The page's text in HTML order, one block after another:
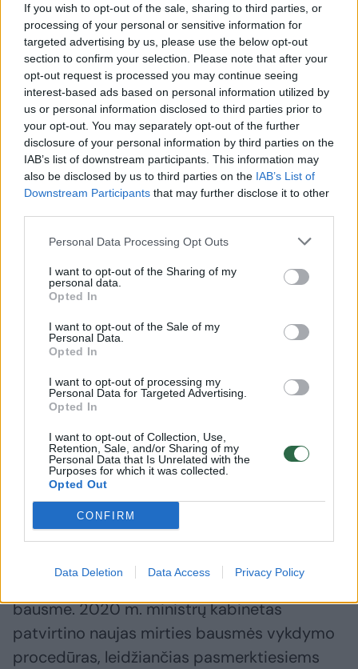
If you wish to opt-out of the sale, sharing to third parties, or
processing of your personal or sensitive information for
targeted advertising by us, please use the below opt-out
section to confirm your selection. Please note that after your
opt-out request is processed you may continue seeing
interest-based ads based on personal information utilized by
us or personal information disclosed to third parties prior to
your opt-out. You may separately opt-out of the further
disclosure of your personal information by third parties on the
IAB’s list of downstream participants. This information may
also be disclosed by us to third parties on the IAB’s List of
Downstream Participants that may further disclose it to other
Personal Data Processing Opt Outs
I want to opt-out of the Sharing of my
personal data.
Opted In
I want to opt-out of the Sale of my
Personal Data.
Opted In
I want to opt-out of processing my
Personal Data for Targeted Advertising.
Opted In
I want to opt-out of Collection, Use,
Retention, Sale, and/or Sharing of my
Personal Data that Is Unrelated with the
Purposes for which it was collected.
Opted Out
CONFIRM
Data Deletion Data Access Privacy Policy
Konstituciją, tačiau „tokia apsauga nėra
absoliuti“. Teismas taip pat nusprendė, kad
mirties bausmę „draudžiama“ skirti
„psichikos sutrikimų turintiems
kaltinamiesiems, net jei jų psichikos būklė
neturėjo įtakos jų nusikaltimui nagrinėjamais
atvejais“.
Susiję straipsniai
vyriškiui įvykdyta neeilinė
vieša egzekucija(1)
mirties
Ieškinį pateikė 37 kaliniai, nuteisti mirties
bausme. 2020 m. ministrų kabinetas
patvirtino naujas mirties bausmės vykdymo
procedūras, leidžiančias pasmerktiesiems